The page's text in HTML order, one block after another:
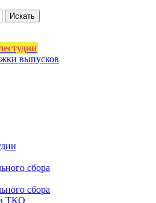
выпусков
сбора
сбора
ТКО